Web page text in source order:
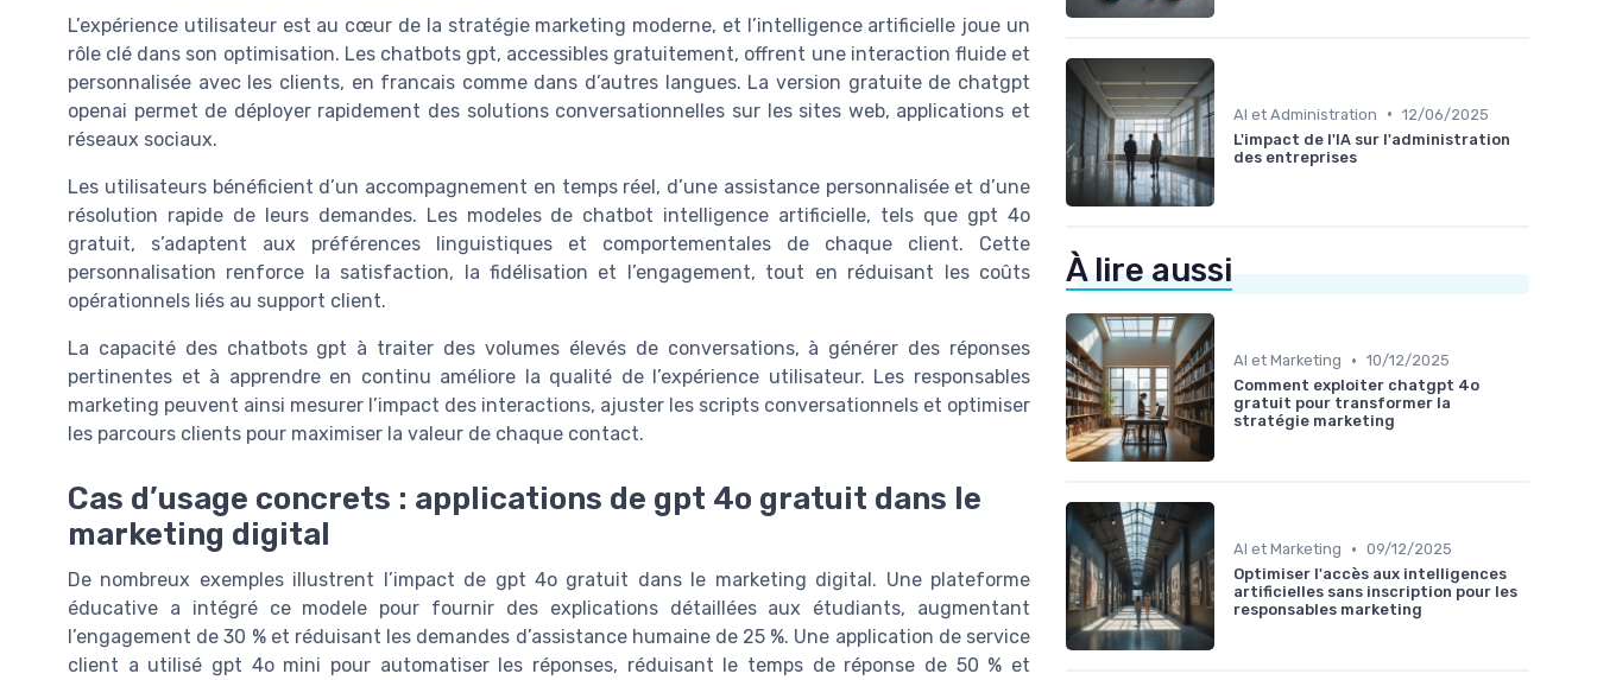
L’expérience utilisateur est au cœur de la stratégie marketing moderne, et l’intelligence artificielle joue un
rôle clé dans son optimisation. Les chatbots gpt, accessibles gratuitement, offrent une interaction fluide et
personnalisée avec les clients, en francais comme dans d’autres langues. La version gratuite de chatgpt
openai permet de déployer rapidement des solutions conversationnelles sur les sites web, applications et
réseaux sociaux.
Les utilisateurs bénéficient d’un accompagnement en temps réel, d’une assistance personnalisée et d’une
résolution rapide de leurs demandes. Les modeles de chatbot intelligence artificielle, tels que gpt 4o
gratuit, s’adaptent aux préférences linguistiques et comportementales de chaque client. Cette
personnalisation renforce la satisfaction, la fidélisation et l’engagement, tout en réduisant les coûts
opérationnels liés au support client.
La capacité des chatbots gpt à traiter des volumes élevés de conversations, à générer des réponses
pertinentes et à apprendre en continu améliore la qualité de l’expérience utilisateur. Les responsables
marketing peuvent ainsi mesurer l’impact des interactions, ajuster les scripts conversationnels et optimiser
les parcours clients pour maximiser la valeur de chaque contact.
Cas d’usage concrets : applications de gpt 4o gratuit dans le
marketing digital
De nombreux exemples illustrent l’impact de gpt 4o gratuit dans le marketing digital. Une plateforme
éducative a intégré ce modele pour fournir des explications détaillées aux étudiants, augmentant
l’engagement de 30 % et réduisant les demandes d’assistance humaine de 25 %. Une application de service
client a utilisé gpt 4o mini pour automatiser les réponses, réduisant le temps de réponse de 50 % et
AI et Administration • 12/06/2025
L'impact de l'IA sur l'administration
des entreprises
À lire aussi
AI et Marketing • 10/12/2025
Comment exploiter chatgpt 4o
gratuit pour transformer la
stratégie marketing
AI et Marketing • 09/12/2025
Optimiser l'accès aux intelligences
artificielles sans inscription pour les
responsables marketing